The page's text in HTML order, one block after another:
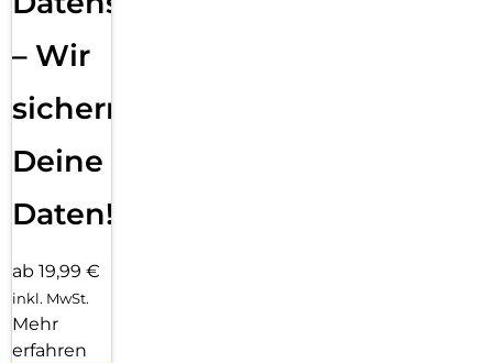
– Wir
sichern
Deine
Daten!
ab 19,99 €
inkl. MwSt.
Mehr
erfahren